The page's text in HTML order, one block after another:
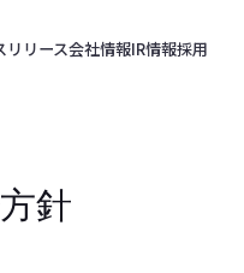
リリース会社情報IR情報採用
針